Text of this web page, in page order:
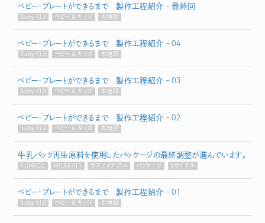
ベビー・プレートができるまで 製作工程紹介 – 最終回
Baby KIJI ベビー & キッズ 木地師
ベビー・プレートができるまで 製作工程紹介 – 04
Baby KIJI ベビー & キッズ 木地師
ベビー・プレートができるまで 製作工程紹介 – 03
Baby KIJI ベビー & キッズ 木地師
ベビー・プレートができるまで 製作工程紹介 – 02
Baby KIJI ベビー & キッズ 木地師
牛乳パック再生原料を使用したパッケージの最終調整が進んでいます。
KIJIのこと MILKRAFT サスティナブル パッケージ リサイクル
ベビー・プレートができるまで 製作工程紹介 – 01
Baby KIJI ベビー & キッズ 木地師